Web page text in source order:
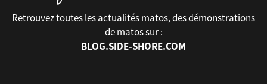
Retrouvez toutes les actualités matos, des démonstrations
de matos sur :
BLOG.SIDE-SHORE.COM